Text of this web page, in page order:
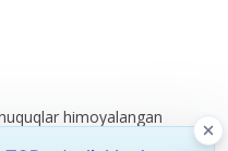
himoyalangan